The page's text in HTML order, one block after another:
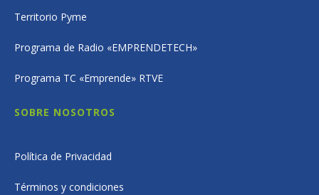
Territorio Pyme
Programa de Radio «EMPRENDETECH»
Programa TC «Emprende» RTVE
SOBRE NOSOTROS
Política de Privacidad
Términos y condiciones